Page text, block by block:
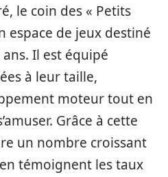
le coin des « Petits
espace de jeux destiné
Il est équipé
à leur taille,
moteur tout en
Grâce à cette
un nombre croissant
témoignent les taux